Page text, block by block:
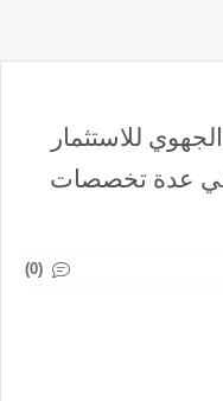
للاستثمار
في عدة تخصصات
(0)